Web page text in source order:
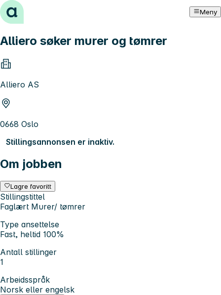
Hopp til innhold Meny
Alliero søker murer og tømrer
Alliero AS
0668 Oslo
Stillingsannonsen er inaktiv.
Om jobben
Lagre favoritt
Stillingstittel
Faglært Murer/ tømrer
Type ansettelse
Fast, heltid 100%
Antall stillinger
1
Arbeidsspråk
Norsk eller engelsk